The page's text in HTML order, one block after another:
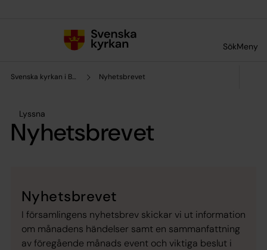
SökMeny
Svenska kyrkan i Bayern Nyhetsbrevet
Lyssna
Nyhetsbrevet
Nyhetsbrevet
I församlingens nyhetsbrev skickar vi ut information
om månadens händelser samt en sammanfattning
av föregående månads event och viktiga beslut i